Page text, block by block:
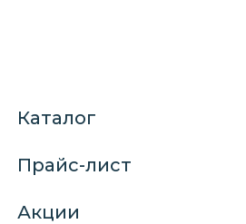
Каталог
Прайс-лист
Акции